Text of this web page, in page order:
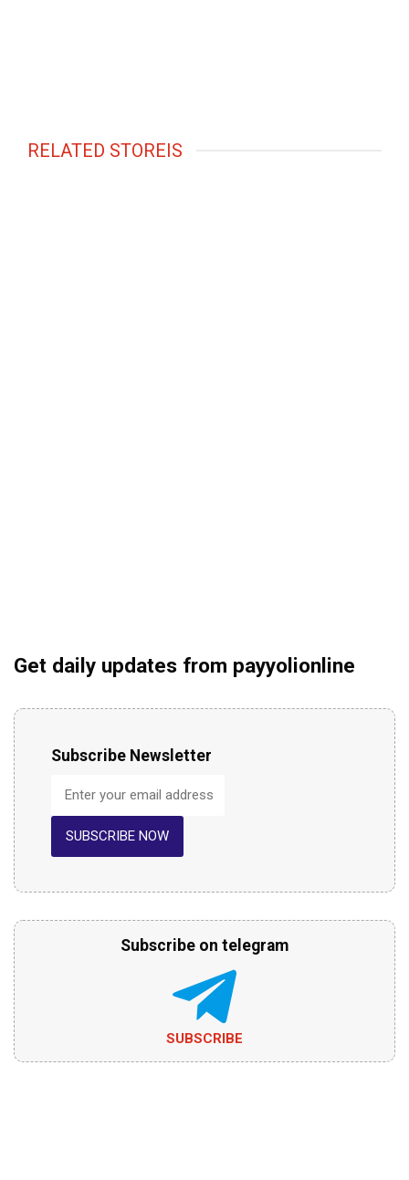
RELATED STOREIS
Get daily updates from payyolionline
Subscribe Newsletter
SUBSCRIBE NOW
Subscribe on telegram
SUBSCRIBE